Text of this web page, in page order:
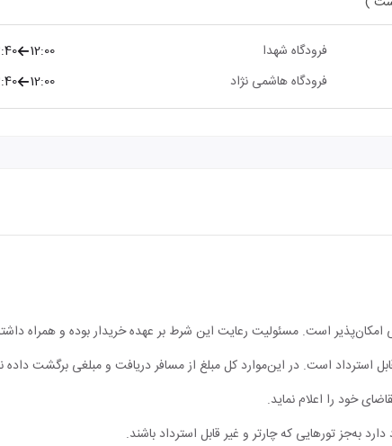
فرودگاه شهدا 12:00
فرودگاه هاشمی نژاد 12:00
امکان‌پذیر است. مسئولیت رعایت این شرط بر عهده خریدار بوده و همراه
قابل استرداد است. در این‌موارد کل مبلغ از مسافر دریافت و مبلغی برگشت
خود را اعلام نماید.
به‌جز تورهایی که چارتر و غیر قابل استرداد باشند.